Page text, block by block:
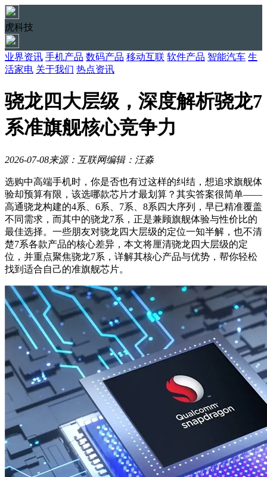
虎科技
业界资讯 手机产品 数码产品 移动互联 软件产品 智能汽车 生
活家电 关于我们 热点资讯
骁龙四大层级，深度解析骁龙7
系准旗舰核心竞争力
2026-07-08来源：互联网编辑：汪淼
选购中高端手机时，你是否也有过这样的纠结，想追求旗舰体
验却预算有限，该选哪款芯片才最划算？其实答案很简单——
高通骁龙构建的4系、6系、7系、8系四大序列，早已精准覆盖
不同需求，而其中的骁龙7系，正是兼顾旗舰体验与性价比的
最佳选择。一些朋友对骁龙四大层级的定位一知半解，也不清
楚7系各款产品的核心差异，本文将厘清骁龙四大层级的定
位，并重点聚焦骁龙7系，详解其核心产品与优势，帮你轻松
找到适合自己的准旗舰芯片。